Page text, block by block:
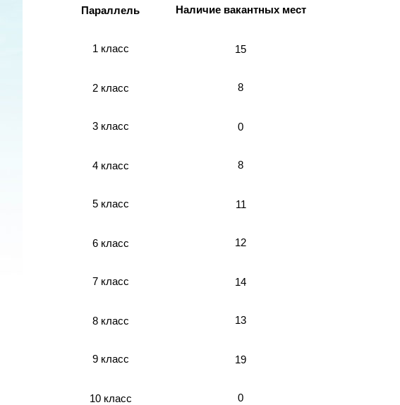
Параллель Наличие вакантных мест
1 класс 15
2 класс 8
3 класс 0
4 класс 8
5 класс 11
6 класс 12
7 класс 14
8 класс 13
9 класс 19
10 класс 0